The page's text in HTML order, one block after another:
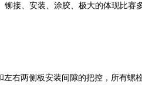
接、安装、涂胶、极大的体现比
两侧板安装间隙的把控，所有螺